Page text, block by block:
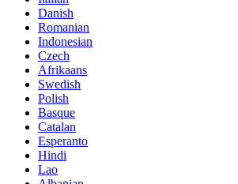
Danish
Romanian
Indonesian
Czech
Afrikaans
Swedish
Polish
Basque
Catalan
Esperanto
Hindi
Lao